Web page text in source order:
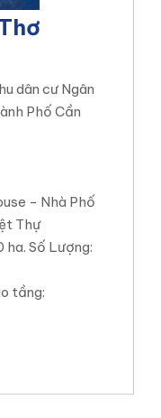
Ninh Kiều, TP.
dân cư Ngân
Phố Cần
- Nhà Phố
Thự
ha. Số Lượng:
tầng: